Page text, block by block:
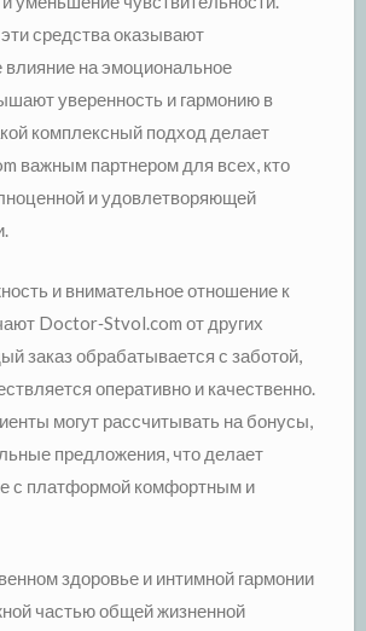
средства оказывают
влияние на эмоциональное
уверенность и гармонию в
комплексный подход делает
важным партнером для всех, кто
и удовлетворяющей
и внимательное отношение к
Doctor‑Stvol.com от других
заказ обрабатывается с заботой,
оперативно и качественно.
могут рассчитывать на бонусы,
предложения, что делает
с платформой комфортным и
здоровье и интимной гармонии
частью общей жизненной